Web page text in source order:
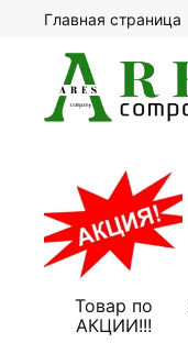
Главная страница
Товар по
АКЦИИ!!!